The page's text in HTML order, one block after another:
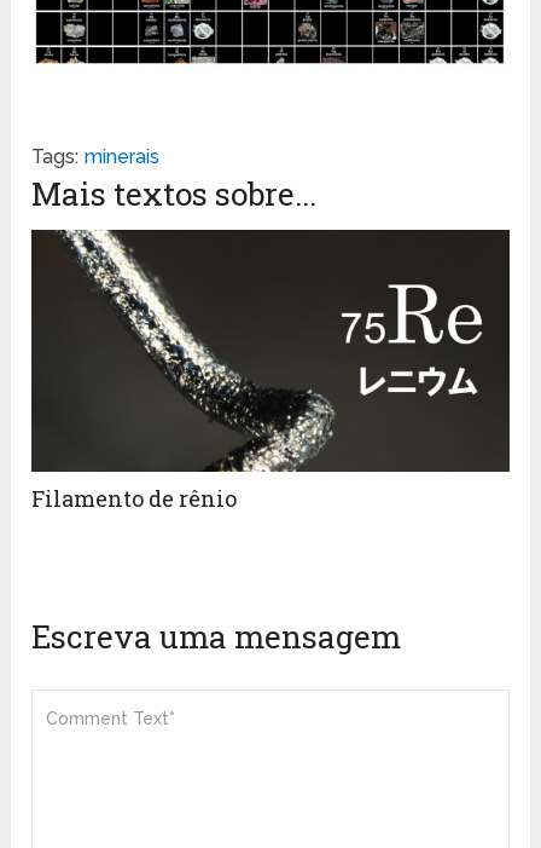
Tags: minerais
Mais textos sobre...
Filamento de rênio
Escreva uma mensagem